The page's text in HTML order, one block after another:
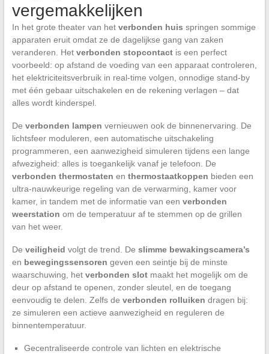
vergemakkelijken
In het grote theater van het verbonden huis springen sommige
apparaten eruit omdat ze de dagelijkse gang van zaken
veranderen. Het verbonden stopcontactis een perfect
voorbeeld: op afstand de voeding van een apparaat controleren,
het elektriciteitsverbruik in real-time volgen, onnodige stand-by
met één gebaar uitschakelen en de rekening verlagen – dat
alles wordt kinderspel.
De verbonden lampen vernieuwen ook de binnenervaring. De
lichtsfeer moduleren, een automatische uitschakeling
programmeren, een aanwezigheid simuleren tijdens een lange
afwezigheid: alles is toegankelijk vanaf je telefoon. De
verbonden thermostaten en thermostaatkoppen bieden een
ultra-nauwkeurige regeling van de verwarming, kamer voor
kamer, in tandem met de informatie van een verbonden
weerstation om de temperatuur af te stemmen op de grillen
van het weer.
De veiligheid volgt de trend. De slimme bewakingscamera’s
en bewegingssensoren geven een seintje bij de minste
waarschuwing, het verbonden slotmaakt het mogelijk om de
deur op afstand te openen, zonder sleutel, en de toegang
eenvoudig te delen. Zelfs de verbonden rolluiken dragen bij:
ze simuleren een actieve aanwezigheid en reguleren de
binnentemperatuur.
Gecentraliseerde controle van lichten en elektrische